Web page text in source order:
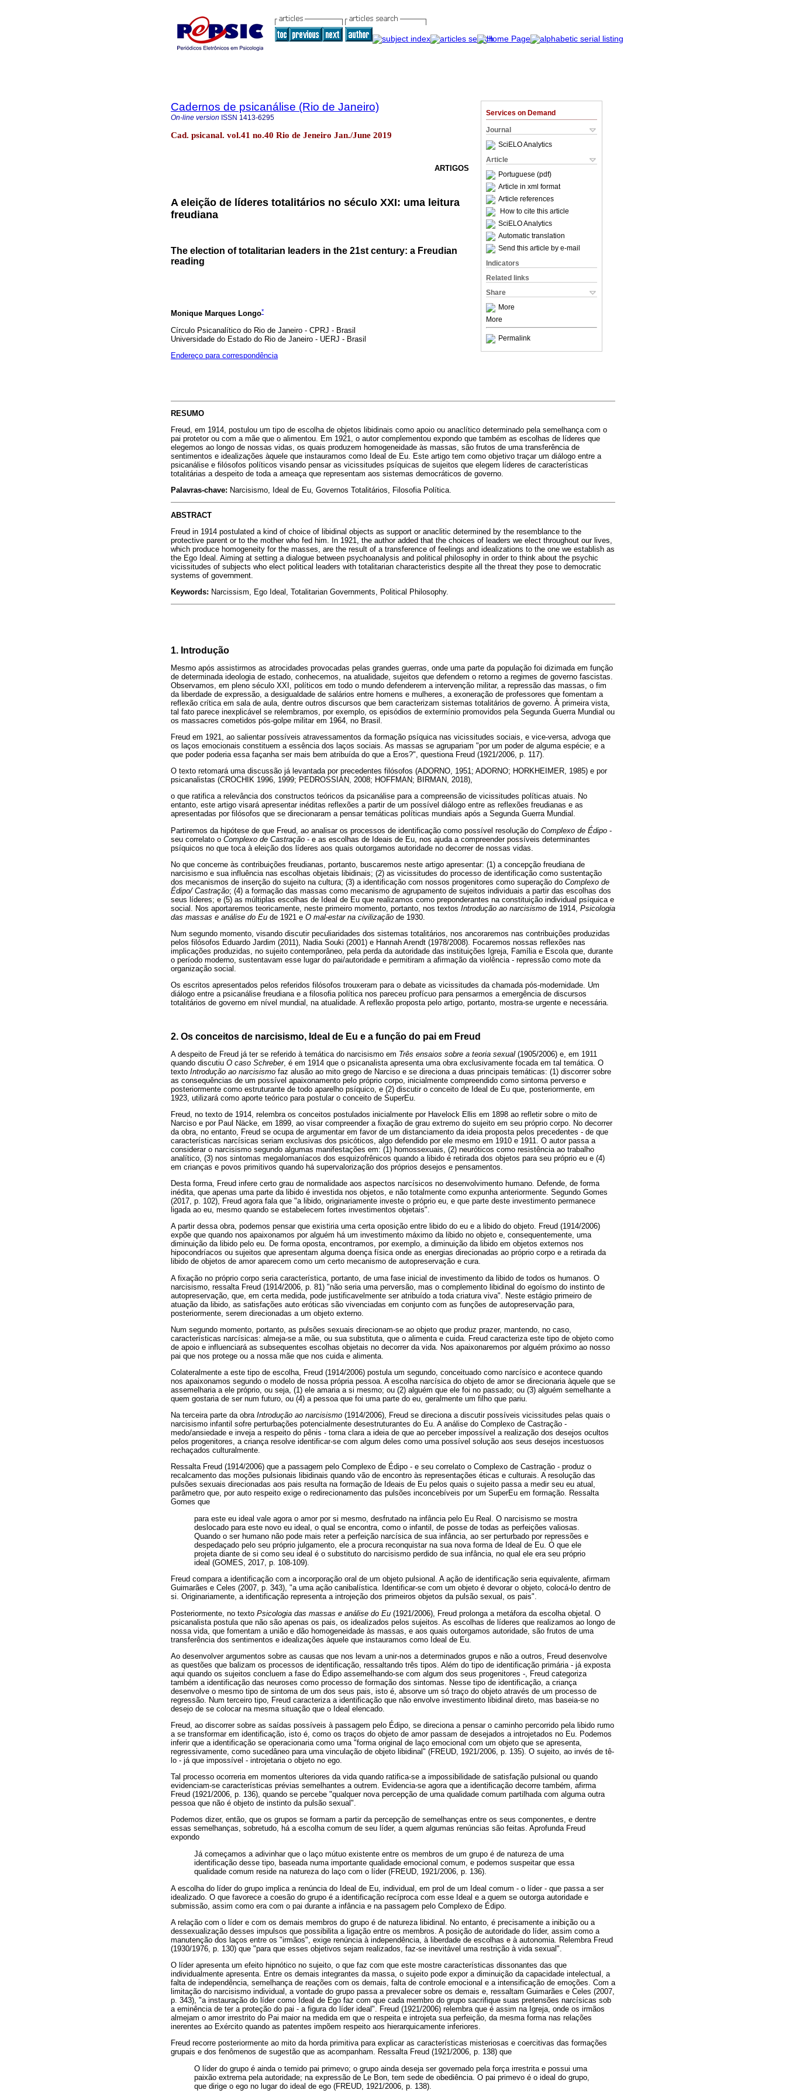
Services on Demand
Journal
SciELO Analytics
Article
Portuguese (pdf)
Article in xml format
Article references
How to cite this article
SciELO Analytics
Automatic translation
Send this article by e-mail
Indicators
Related links
Share
More
More
Permalink
Cadernos de psicanálise (Rio de Janeiro)
On-line version ISSN 1413-6295
Cad. psicanal. vol.41 no.40 Rio de Jeneiro Jan./June 2019
ARTIGOS
A eleição de líderes totalitários no século XXI: uma leitura
freudiana
The election of totalitarian leaders in the 21st century: a Freudian
reading
Monique Marques Longo*
Círculo Psicanalítico do Rio de Janeiro - CPRJ - Brasil
Universidade do Estado do Rio de Janeiro - UERJ - Brasil
Endereço para correspondência
RESUMO
Freud, em 1914, postulou um tipo de escolha de objetos libidinais como apoio ou anaclítico determinado pela semelhança com o
pai protetor ou com a mãe que o alimentou. Em 1921, o autor complementou expondo que também as escolhas de líderes que
elegemos ao longo de nossas vidas, os quais produzem homogeneidade às massas, são frutos de uma transferência de
sentimentos e idealizações àquele que instauramos como Ideal de Eu. Este artigo tem como objetivo traçar um diálogo entre a
psicanálise e filósofos políticos visando pensar as vicissitudes psíquicas de sujeitos que elegem líderes de características
totalitárias a despeito de toda a ameaça que representam aos sistemas democráticos de governo.
Palavras-chave: Narcisismo, Ideal de Eu, Governos Totalitários, Filosofia Política.
ABSTRACT
Freud in 1914 postulated a kind of choice of libidinal objects as support or anaclitic determined by the resemblance to the
protective parent or to the mother who fed him. In 1921, the author added that the choices of leaders we elect throughout our lives,
which produce homogeneity for the masses, are the result of a transference of feelings and idealizations to the one we establish as
the Ego Ideal. Aiming at setting a dialogue between psychoanalysis and political philosophy in order to think about the psychic
vicissitudes of subjects who elect political leaders with totalitarian characteristics despite all the threat they pose to democratic
systems of government.
Keywords: Narcissism, Ego Ideal, Totalitarian Governments, Political Philosophy.
1. Introdução
Mesmo após assistirmos as atrocidades provocadas pelas grandes guerras, onde uma parte da população foi dizimada em função
de determinada ideologia de estado, conhecemos, na atualidade, sujeitos que defendem o retorno a regimes de governo fascistas.
Observamos, em pleno século XXI, políticos em todo o mundo defenderem a intervenção militar, a repressão das massas, o fim
da liberdade de expressão, a desigualdade de salários entre homens e mulheres, a exoneração de professores que fomentam a
reflexão crítica em sala de aula, dentre outros discursos que bem caracterizam sistemas totalitários de governo. À primeira vista,
tal fato parece inexplicável se relembramos, por exemplo, os episódios de extermínio promovidos pela Segunda Guerra Mundial ou
os massacres cometidos pós-golpe militar em 1964, no Brasil.
Freud em 1921, ao salientar possíveis atravessamentos da formação psíquica nas vicissitudes sociais, e vice-versa, advoga que
os laços emocionais constituem a essência dos laços sociais. As massas se agrupariam "por um poder de alguma espécie; e a
que poder poderia essa façanha ser mais bem atribuída do que a Eros?", questiona Freud (1921/2006, p. 117).
O texto retomará uma discussão já levantada por precedentes filósofos (ADORNO, 1951; ADORNO; HORKHEIMER, 1985) e por
psicanalistas (CROCHIK 1996, 1999; PEDROSSIAN, 2008; HOFFMAN; BIRMAN, 2018),
o que ratifica a relevância dos constructos teóricos da psicanálise para a compreensão de vicissitudes políticas atuais. No
entanto, este artigo visará apresentar inéditas reflexões a partir de um possível diálogo entre as reflexões freudianas e as
apresentadas por filósofos que se direcionaram a pensar temáticas políticas mundiais após a Segunda Guerra Mundial.
Partiremos da hipótese de que Freud, ao analisar os processos de identificação como possível resolução do Complexo de Édipo -
seu correlato o Complexo de Castração - e as escolhas de Ideais de Eu, nos ajuda a compreender possíveis determinantes
psíquicos no que toca à eleição dos líderes aos quais outorgamos autoridade no decorrer de nossas vidas.
No que concerne às contribuições freudianas, portanto, buscaremos neste artigo apresentar: (1) a concepção freudiana de
narcisismo e sua influência nas escolhas objetais libidinais; (2) as vicissitudes do processo de identificação como sustentação
dos mecanismos de inserção do sujeito na cultura; (3) a identificação com nossos progenitores como superação do Complexo de
Édipo/ Castração; (4) a formação das massas como mecanismo de agrupamento de sujeitos individuais a partir das escolhas dos
seus líderes; e (5) as múltiplas escolhas de Ideal de Eu que realizamos como preponderantes na constituição individual psíquica e
social. Nos aportaremos teoricamente, neste primeiro momento, portanto, nos textos Introdução ao narcisismo de 1914, Psicologia
das massas e análise do Eu de 1921 e O mal-estar na civilização de 1930.
Num segundo momento, visando discutir peculiaridades dos sistemas totalitários, nos ancoraremos nas contribuições produzidas
pelos filósofos Eduardo Jardim (2011), Nadia Souki (2001) e Hannah Arendt (1978/2008). Focaremos nossas reflexões nas
implicações produzidas, no sujeito contemporâneo, pela perda da autoridade das instituições Igreja, Família e Escola que, durante
o período moderno, sustentavam esse lugar do pai/autoridade e permitiram a afirmação da violência - repressão como mote da
organização social.
Os escritos apresentados pelos referidos filósofos trouxeram para o debate as vicissitudes da chamada pós-modernidade. Um
diálogo entre a psicanálise freudiana e a filosofia política nos pareceu profícuo para pensarmos a emergência de discursos
totalitários de governo em nível mundial, na atualidade. A reflexão proposta pelo artigo, portanto, mostra-se urgente e necessária.
2. Os conceitos de narcisismo, Ideal de Eu e a função do pai em Freud
A despeito de Freud já ter se referido à temática do narcisismo em Três ensaios sobre a teoria sexual (1905/2006) e, em 1911
quando discutiu O caso Schreber, é em 1914 que o psicanalista apresenta uma obra exclusivamente focada em tal temática. O
texto Introdução ao narcisismo faz alusão ao mito grego de Narciso e se direciona a duas principais temáticas: (1) discorrer sobre
as consequências de um possível apaixonamento pelo próprio corpo, inicialmente compreendido como sintoma perverso e
posteriormente como estruturante de todo aparelho psíquico, e (2) discutir o conceito de Ideal de Eu que, posteriormente, em
1923, utilizará como aporte teórico para postular o conceito de SuperEu.
Freud, no texto de 1914, relembra os conceitos postulados inicialmente por Havelock Ellis em 1898 ao refletir sobre o mito de
Narciso e por Paul Näcke, em 1899, ao visar compreender a fixação de grau extremo do sujeito em seu próprio corpo. No decorrer
da obra, no entanto, Freud se ocupa de argumentar em favor de um distanciamento da ideia proposta pelos precedentes - de que
características narcísicas seriam exclusivas dos psicóticos, algo defendido por ele mesmo em 1910 e 1911. O autor passa a
considerar o narcisismo segundo algumas manifestações em: (1) homossexuais, (2) neuróticos como resistência ao trabalho
analítico, (3) nos sintomas megalomaníacos dos esquizofrênicos quando a libido é retirada dos objetos para seu próprio eu e (4)
em crianças e povos primitivos quando há supervalorização dos próprios desejos e pensamentos.
Desta forma, Freud infere certo grau de normalidade aos aspectos narcísicos no desenvolvimento humano. Defende, de forma
inédita, que apenas uma parte da libido é investida nos objetos, e não totalmente como expunha anteriormente. Segundo Gomes
(2017, p. 102), Freud agora fala que "a libido, originariamente investe o próprio eu, e que parte deste investimento permanece
ligada ao eu, mesmo quando se estabelecem fortes investimentos objetais".
A partir dessa obra, podemos pensar que existiria uma certa oposição entre libido do eu e a libido do objeto. Freud (1914/2006)
expõe que quando nos apaixonamos por alguém há um investimento máximo da libido no objeto e, consequentemente, uma
diminuição da libido pelo eu. De forma oposta, encontramos, por exemplo, a diminuição da libido em objetos externos nos
hipocondríacos ou sujeitos que apresentam alguma doença física onde as energias direcionadas ao próprio corpo e a retirada da
libido de objetos de amor aparecem como um certo mecanismo de autopreservação e cura.
A fixação no próprio corpo seria característica, portanto, de uma fase inicial de investimento da libido de todos os humanos. O
narcisismo, ressalta Freud (1914/2006, p. 81) "não seria uma perversão, mas o complemento libidinal do egoísmo do instinto de
autopreservação, que, em certa medida, pode justificavelmente ser atribuído a toda criatura viva". Neste estágio primeiro de
atuação da libido, as satisfações auto eróticas são vivenciadas em conjunto com as funções de autopreservação para,
posteriormente, serem direcionadas a um objeto externo.
Num segundo momento, portanto, as pulsões sexuais direcionam-se ao objeto que produz prazer, mantendo, no caso,
características narcísicas: almeja-se a mãe, ou sua substituta, que o alimenta e cuida. Freud caracteriza este tipo de objeto como
de apoio e influenciará as subsequentes escolhas objetais no decorrer da vida. Nos apaixonaremos por alguém próximo ao nosso
pai que nos protege ou a nossa mãe que nos cuida e alimenta.
Colateralmente a este tipo de escolha, Freud (1914/2006) postula um segundo, conceituado como narcísico e acontece quando
nos apaixonamos segundo o modelo de nossa própria pessoa. A escolha narcísica do objeto de amor se direcionaria àquele que se
assemelharia a ele próprio, ou seja, (1) ele amaria a si mesmo; ou (2) alguém que ele foi no passado; ou (3) alguém semelhante a
quem gostaria de ser num futuro, ou (4) a pessoa que foi uma parte do eu, geralmente um filho que pariu.
Na terceira parte da obra Introdução ao narcisismo (1914/2006), Freud se direciona a discutir possíveis vicissitudes pelas quais o
narcisismo infantil sofre perturbações potencialmente desestruturantes do Eu. A análise do Complexo de Castração -
medo/ansiedade e inveja a respeito do pênis - torna clara a ideia de que ao perceber impossível a realização dos desejos ocultos
pelos progenitores, a criança resolve identificar-se com algum deles como uma possível solução aos seus desejos incestuosos
rechaçados culturalmente.
Ressalta Freud (1914/2006) que a passagem pelo Complexo de Édipo - e seu correlato o Complexo de Castração - produz o
recalcamento das moções pulsionais libidinais quando vão de encontro às representações éticas e culturais. A resolução das
pulsões sexuais direcionadas aos pais resulta na formação de Ideais de Eu pelos quais o sujeito passa a medir seu eu atual,
parâmetro que, por auto respeito exige o redirecionamento das pulsões inconcebíveis por um SuperEu em formação. Ressalta
Gomes que
para este eu ideal vale agora o amor por si mesmo, desfrutado na infância pelo Eu Real. O narcisismo se mostra
deslocado para este novo eu ideal, o qual se encontra, como o infantil, de posse de todas as perfeições valiosas.
Quando o ser humano não pode mais reter a perfeição narcísica de sua infância, ao ser perturbado por repressões e
despedaçado pelo seu próprio julgamento, ele a procura reconquistar na sua nova forma de Ideal de Eu. O que ele
projeta diante de si como seu ideal é o substituto do narcisismo perdido de sua infância, no qual ele era seu próprio
ideal (GOMES, 2017, p. 108-109).
Freud compara a identificação com a incorporação oral de um objeto pulsional. A ação de identificação seria equivalente, afirmam
Guimarães e Celes (2007, p. 343), "a uma ação canibalística. Identificar-se com um objeto é devorar o objeto, colocá-lo dentro de
si. Originariamente, a identificação representa a introjeção dos primeiros objetos da pulsão sexual, os pais".
Posteriormente, no texto Psicologia das massas e análise do Eu (1921/2006), Freud prolonga a metáfora da escolha objetal. O
psicanalista postula que não são apenas os pais, os idealizados pelos sujeitos. As escolhas de líderes que realizamos ao longo de
nossa vida, que fomentam a união e dão homogeneidade às massas, e aos quais outorgamos autoridade, são frutos de uma
transferência dos sentimentos e idealizações àquele que instauramos como Ideal de Eu.
Ao desenvolver argumentos sobre as causas que nos levam a unir-nos a determinados grupos e não a outros, Freud desenvolve
as questões que balizam os processos de identificação, ressaltando três tipos. Além do tipo de identificação primária - já exposta
aqui quando os sujeitos concluem a fase do Édipo assemelhando-se com algum dos seus progenitores -, Freud categoriza
também a identificação das neuroses como processo de formação dos sintomas. Nesse tipo de identificação, a criança
desenvolve o mesmo tipo de sintoma de um dos seus pais, isto é, absorve um só traço do objeto através de um processo de
regressão. Num terceiro tipo, Freud caracteriza a identificação que não envolve investimento libidinal direto, mas baseia-se no
desejo de se colocar na mesma situação que o Ideal elencado.
Freud, ao discorrer sobre as saídas possíveis à passagem pelo Édipo, se direciona a pensar o caminho percorrido pela libido rumo
a se transformar em identificação, isto é, como os traços do objeto de amor passam de desejados a introjetados no Eu. Podemos
inferir que a identificação se operacionaria como uma "forma original de laço emocional com um objeto que se apresenta,
regressivamente, como sucedâneo para uma vinculação de objeto libidinal" (FREUD, 1921/2006, p. 135). O sujeito, ao invés de tê-
lo - já que impossível - introjetaria o objeto no ego.
Tal processo ocorreria em momentos ulteriores da vida quando ratifica-se a impossibilidade de satisfação pulsional ou quando
evidenciam-se características prévias semelhantes a outrem. Evidencia-se agora que a identificação decorre também, afirma
Freud (1921/2006, p. 136), quando se percebe "qualquer nova percepção de uma qualidade comum partilhada com alguma outra
pessoa que não é objeto de instinto da pulsão sexual".
Podemos dizer, então, que os grupos se formam a partir da percepção de semelhanças entre os seus componentes, e dentre
essas semelhanças, sobretudo, há a escolha comum de seu líder, a quem algumas renúncias são feitas. Aprofunda Freud
expondo
Já começamos a adivinhar que o laço mútuo existente entre os membros de um grupo é de natureza de uma
identificação desse tipo, baseada numa importante qualidade emocional comum, e podemos suspeitar que essa
qualidade comum reside na natureza do laço com o líder (FREUD, 1921/2006, p. 136).
A escolha do líder do grupo implica a renúncia do Ideal de Eu, individual, em prol de um Ideal comum - o líder - que passa a ser
idealizado. O que favorece a coesão do grupo é a identificação recíproca com esse Ideal e a quem se outorga autoridade e
submissão, assim como era com o pai durante a infância e na passagem pelo Complexo de Édipo.
A relação com o líder e com os demais membros do grupo é de natureza libidinal. No entanto, é precisamente a inibição ou a
dessexualização desses impulsos que possibilita a ligação entre os membros. A posição de autoridade do líder, assim como a
manutenção dos laços entre os "irmãos", exige renúncia à independência, à liberdade de escolhas e à autonomia. Relembra Freud
(1930/1976, p. 130) que "para que esses objetivos sejam realizados, faz-se inevitável uma restrição à vida sexual".
O líder apresenta um efeito hipnótico no sujeito, o que faz com que este mostre características dissonantes das que
individualmente apresenta. Entre os demais integrantes da massa, o sujeito pode expor a diminuição da capacidade intelectual, a
falta de independência, semelhança de reações com os demais, falta de controle emocional e a intensificação de emoções. Com a
limitação do narcisismo individual, a vontade do grupo passa a prevalecer sobre os demais e, ressaltam Guimarães e Celes (2007,
p. 343), "a instauração do líder como Ideal de Ego faz com que cada membro do grupo sacrifique suas pretensões narcísicas sob
a eminência de ter a proteção do pai - a figura do líder ideal". Freud (1921/2006) relembra que é assim na Igreja, onde os irmãos
almejam o amor irrestrito do Pai maior na medida em que o respeita e introjeta sua perfeição, da mesma forma nas relações
inerentes ao Exército quando as patentes impõem respeito aos hierarquicamente inferiores.
Freud recorre posteriormente ao mito da horda primitiva para explicar as características misteriosas e coercitivas das formações
grupais e dos fenômenos de sugestão que as acompanham. Ressalta Freud (1921/2006, p. 138) que
O líder do grupo é ainda o temido pai primevo; o grupo ainda deseja ser governado pela força irrestrita e possui uma
paixão extrema pela autoridade; na expressão de Le Bon, tem sede de obediência. O pai primevo é o ideal do grupo,
que dirige o ego no lugar do ideal de ego (FREUD, 1921/2006, p. 138).